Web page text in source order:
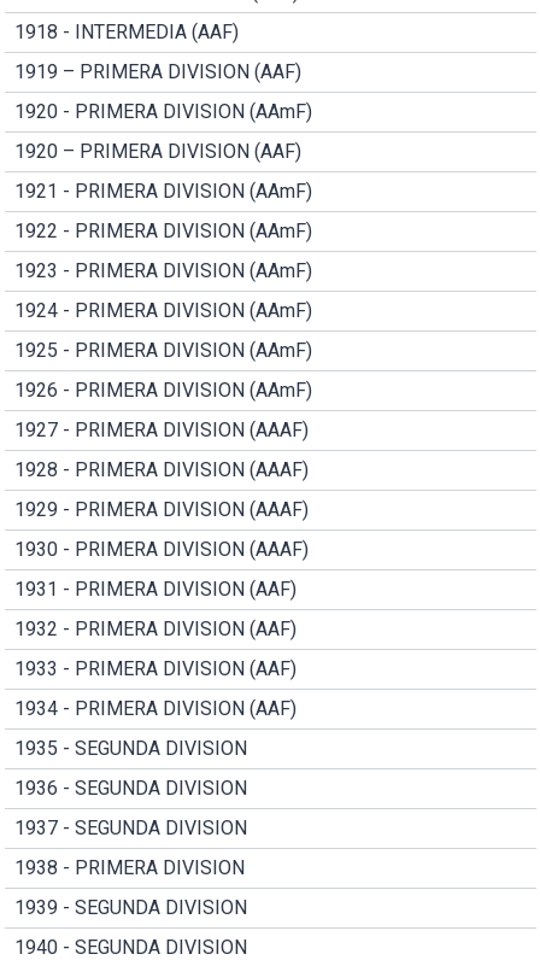
1918 - INTERMEDIA (AAF)
1919 – PRIMERA DIVISION (AAF)
1920 - PRIMERA DIVISION (AAmF)
1920 – PRIMERA DIVISION (AAF)
1921 - PRIMERA DIVISION (AAmF)
1922 - PRIMERA DIVISION (AAmF)
1923 - PRIMERA DIVISION (AAmF)
1924 - PRIMERA DIVISION (AAmF)
1925 - PRIMERA DIVISION (AAmF)
1926 - PRIMERA DIVISION (AAmF)
1927 - PRIMERA DIVISION (AAAF)
1928 - PRIMERA DIVISION (AAAF)
1929 - PRIMERA DIVISION (AAAF)
1930 - PRIMERA DIVISION (AAAF)
1931 - PRIMERA DIVISION (AAF)
1932 - PRIMERA DIVISION (AAF)
1933 - PRIMERA DIVISION (AAF)
1934 - PRIMERA DIVISION (AAF)
1935 - SEGUNDA DIVISION
1936 - SEGUNDA DIVISION
1937 - SEGUNDA DIVISION
1938 - PRIMERA DIVISION
1939 - SEGUNDA DIVISION
1940 - SEGUNDA DIVISION